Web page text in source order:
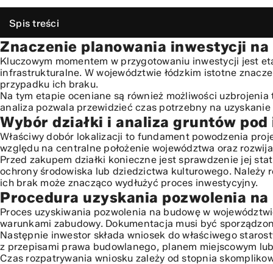
Spis treści
Znaczenie planowania inwestycji na etapie
Wybór działki i analiza gruntów pod inwestycję
Procedura uzyskania pozwolenia na budowę
Rola brokera nieruchomości w procesie inwestycyjnym
Pozwolenia na budowę a projekty Land development
Wsparcie doradcze i optymalizacja procesu
Znaczenie planowania inwestycji
Kluczowym momentem w przygotowaniu inwestycji jest
infrastrukturalne. W województwie łódzkim istotne
przypadku ich braku.
Na tym etapie oceniane są również możliwości
analiza pozwala przewidzieć czas potrzebny na
Wybór działki i analiza gruntów
Właściwy dobór lokalizacji to fundament powodzenia
względu na centralne położenie województwa oraz
Przed zakupem działki konieczne jest sprawdzenie jej
ochrony środowiska lub dziedzictwa kulturowego.
ich brak może znacząco wydłużyć proces inwestycyjny.
Procedura uzyskania pozwolenia na
Proces uzyskiwania pozwolenia na budowę w
warunkami zabudowy. Dokumentacja musi być
Następnie inwestor składa wniosek do właściwego
z przepisami prawa budowlanego, planem miejscowym
Czas rozpatrywania wniosku zależy od stopnia